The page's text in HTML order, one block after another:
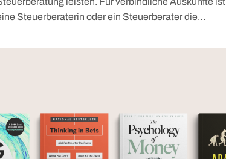
Steuerberaterin oder ein Steuerberater die…